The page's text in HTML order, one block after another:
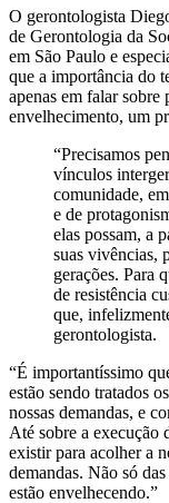
O gerontologista
de Gerontologia da
em São Paulo e
que a importância do
apenas em falar sobre
envelhecimento, um
“Precisamos
vínculos
comunidade,
e de
elas possam, a
suas vivências,
gerações. Para
de resistência
que,
gerontologista.
“É importantíssimo
estão sendo tratados
nossas demandas, e
Até sobre a execução
existir para acolher a
demandas. Não só
estão envelhecendo.”